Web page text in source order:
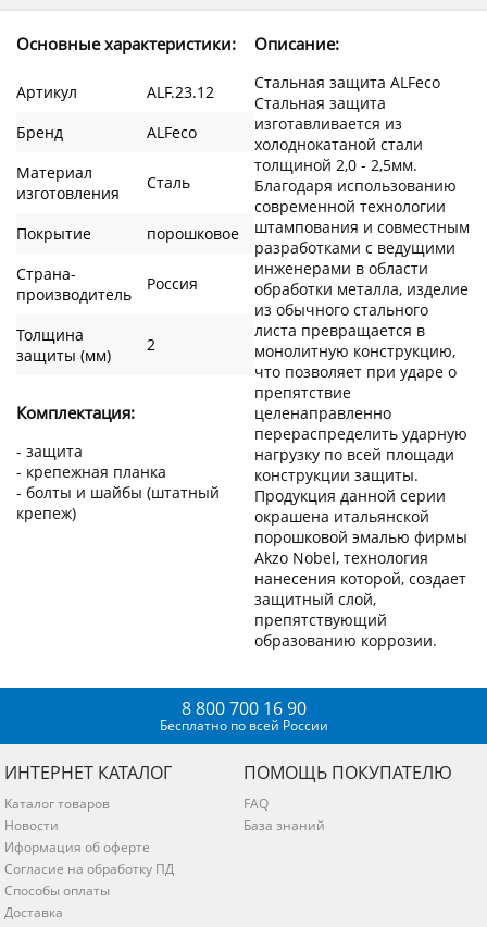
Основные характеристики:
Артикул
ALF.23.12
Бренд
ALFeco
Материал
изготовления
Сталь
Покрытие
порошковое
Страна-
производитель
Россия
Толщина
защиты (мм)
2
Комплектация:
- защита
- крепежная планка
- болты и шайбы (штатный
крепеж)
Описание:
Стальная защита ALFeco
Стальная защита
изготавливается из
холоднокатаной стали
толщиной 2,0 - 2,5мм.
Благодаря использованию
современной технологии
штампования и совместным
разработками с ведущими
инженерами в области
обработки металла, изделие
из обычного стального
листа превращается в
монолитную конструкцию,
что позволяет при ударе о
препятствие
целенаправленно
перераспределить ударную
нагрузку по всей площади
конструкции защиты.
Продукция данной серии
окрашена итальянской
порошковой эмалью фирмы
Akzo Nobel, технология
нанесения которой, создает
защитный слой,
препятствующий
образованию коррозии.
8 800 700 16 90
Бесплатно по всей России
ИНТЕРНЕТ КАТАЛОГ
Каталог товаров
Новости
Иформация об оферте
Согласие на обработку ПД
Способы оплаты
Доставка
ПОМОЩЬ ПОКУПАТЕЛЮ
FAQ
База знаний